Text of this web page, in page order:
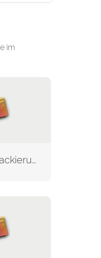
im
Partielle UV-Lackierung